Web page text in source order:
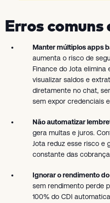
Erros comuns
Manter múltiplos apps
aumenta o risco de
Finance do Jota
visualizar saldos e
diretamente no chat,
sem expor credenciais
Não automatizar
gera multas e juros.
Jota reduz esse risco e
constante das
Ignorar o rendimento
sem rendimento perde
100% do CDI